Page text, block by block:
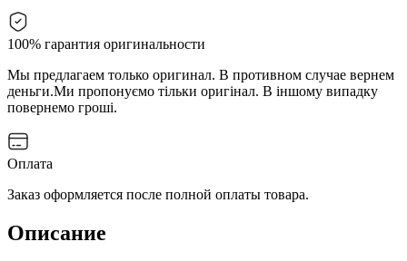
100% гарантия оригинальности
Мы предлагаем только оригинал. В противном случае вернем
деньги.Ми пропонуємо тільки оригінал. В іншому випадку
повернемо гроші.
Оплата
Заказ оформляется после полной оплаты товара.
Описание